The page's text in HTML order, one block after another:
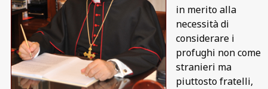
in merito alla
necessità di
considerare i
profughi non come
stranieri ma
piuttosto fratelli,